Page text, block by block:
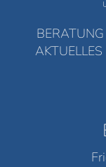
BERATUNG
AKTUELLES